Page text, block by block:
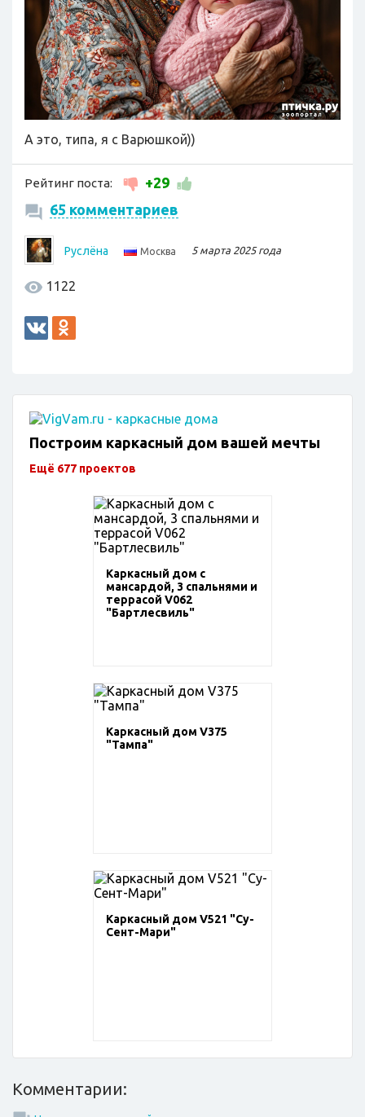
А это, типа, я с Варюшкой))
Рейтинг поста:
+29
65 комментариев
Руслёна Москва 5 марта 2025 года
1122
Построим каркасный дом вашей мечты
Ещё 677 проектов
Каркасный дом с
мансардой, 3 спальнями и
террасой V062
"Бартлесвиль"
Каркасный дом V375
"Тампа"
Каркасный дом V521 "Су-
Сент-Мари"
Комментарии: